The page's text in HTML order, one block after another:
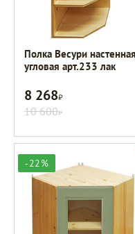
Полка Весури настенная
угловая арт.233 лак
8 268Р
10 600Р
-22%